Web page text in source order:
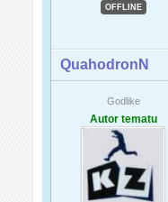
OFFLINE
QuahodronN
Godlike
Autor tematu